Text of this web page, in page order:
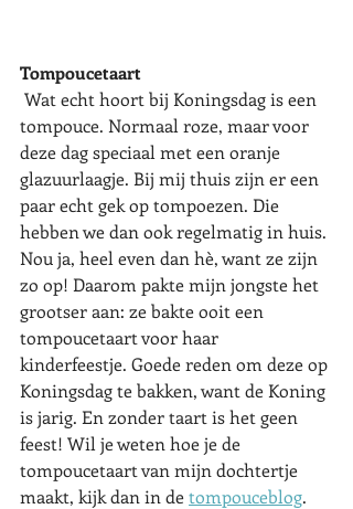
Tompoucetaart
tompouce. Normaal roze, maar voor
deze dag speciaal met een oranje
glazuurlaagje. Bij mij thuis zijn er een
paar echt gek op tompoezen. Die
hebben we dan ook regelmatig in huis.
Nou ja, heel even dan hè, want ze zijn
zo op! Daarom pakte mijn jongste het
grootser aan: ze bakte ooit een
tompoucetaart voor haar
kinderfeestje. Goede reden om deze op
Koningsdag te bakken, want de Koning
is jarig. En zonder taart is het geen
feest! Wil je weten hoe je de
tompoucetaart van mijn dochtertje
maakt, kijk dan in de tompouceblog.